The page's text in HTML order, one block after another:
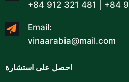
+84 912 321 481 | +84
Email:
vinaarabia@mail.com
احصل على استشارة